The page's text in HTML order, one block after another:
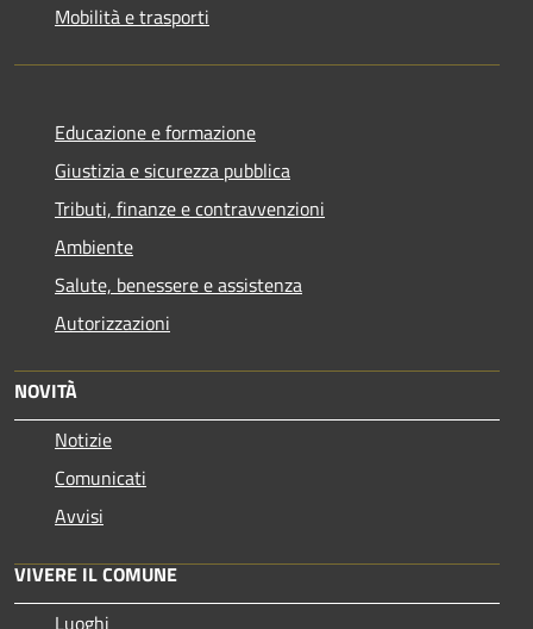
Mobilità e trasporti
Educazione e formazione
Giustizia e sicurezza pubblica
Tributi, finanze e contravvenzioni
Ambiente
Salute, benessere e assistenza
Autorizzazioni
NOVITÀ
Notizie
Comunicati
Avvisi
VIVERE IL COMUNE
Luoghi